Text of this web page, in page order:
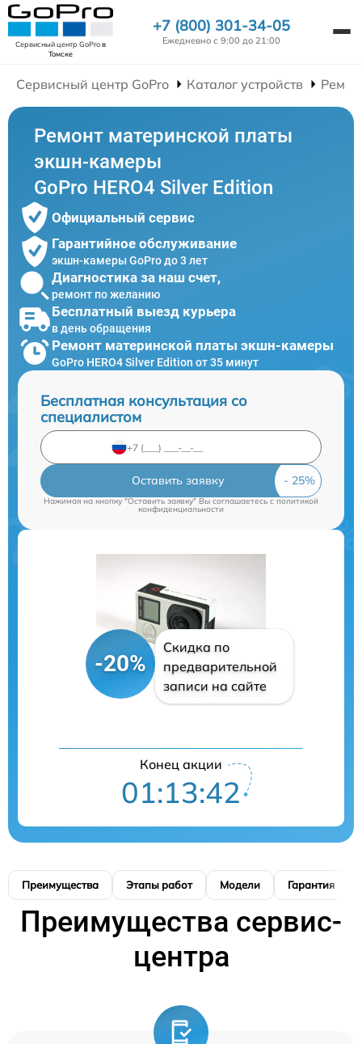
Сервисный центр GoProв
Томске
+7 (800) 301-34-05
Ежедневно с 9:00 до 21:00
Сервисный центр GoPro Каталог устройств
Ремонт материнской платы
экшн-камеры
GoPro HERO4 Silver Edition
Официальный сервис
Гарантийное обслуживание
экшн-камеры GoPro до 3 лет
Диагностика за наш счет,
ремонт по желанию
Бесплатный выезд курьера
в день обращения
Ремонт материнской платы экшн-камеры
GoPro HERO4 Silver Edition от 35 минут
Бесплатная консультация со
специалистом
Оставить заявку
Нажимая на кнопку "Оставить заявку" Вы соглашаетесь c политикой
конфиденциальности
-20%
Скидка по
предварительной
записи на сайте
Конец акции
01:13:41
Преимущества Этапы работ Модели Гарантия
Преимущества сервис-
центра